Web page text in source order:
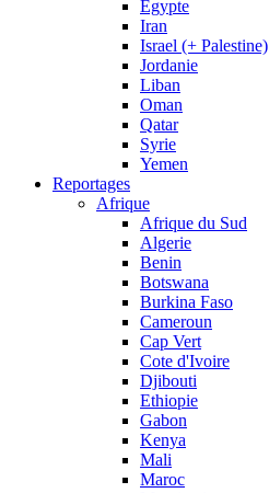
Egypte
Iran
Israel (+ Palestine)
Jordanie
Liban
Oman
Qatar
Syrie
Yemen
Reportages
Afrique
Afrique du Sud
Algerie
Benin
Botswana
Burkina Faso
Cameroun
Cap Vert
Cote d'Ivoire
Djibouti
Ethiopie
Gabon
Kenya
Mali
Maroc